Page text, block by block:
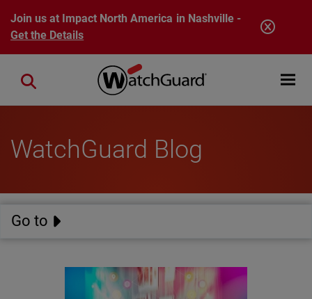
Skip to main content
Join us at Impact North America in Nashville -
Get the Details
Open
Close search
WatchGuard Blog
Go to